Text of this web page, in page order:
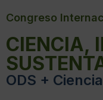
Congreso
CIENCIA,
ODS +